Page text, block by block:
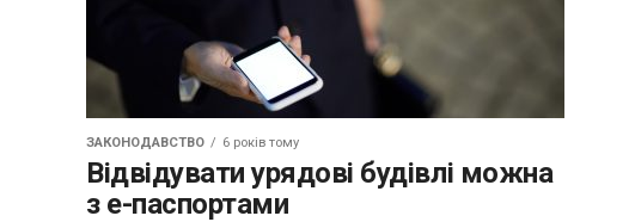
ЗАКОНОДАВСТВО 6 років тому
Відвідувати урядові будівлі можна
з e-паспортами